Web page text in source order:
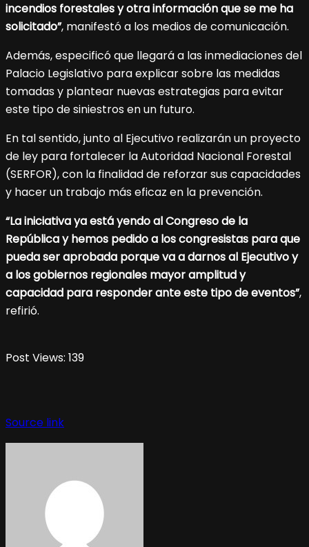
incendios forestales y otra información que se me ha
solicitado”, manifestó a los medios de comunicación.
Además, especificó que llegará a las inmediaciones del
Palacio Legislativo para explicar sobre las medidas
tomadas y plantear nuevas estrategias para evitar
este tipo de siniestros en un futuro.
En tal sentido, junto al Ejecutivo realizarán un proyecto
de ley para fortalecer la Autoridad Nacional Forestal
(SERFOR), con la finalidad de reforzar sus capacidades
y hacer un trabajo más eficaz en la prevención.
“La iniciativa ya está yendo al Congreso de la
República y hemos pedido a los congresistas para que
pueda ser aprobada porque va a darnos al Ejecutivo y
a los gobiernos regionales mayor amplitud y
capacidad para responder ante este tipo de eventos”,
refirió.
Post Views: 139
Source link